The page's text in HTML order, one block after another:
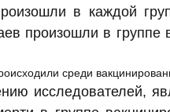
в каждой
произошли в группе
исследователей,